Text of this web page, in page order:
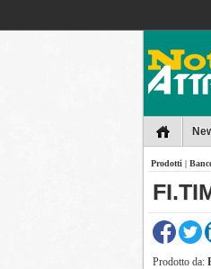
Prodotti |
Prodotto da: